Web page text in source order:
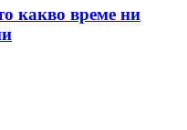
какво време ни